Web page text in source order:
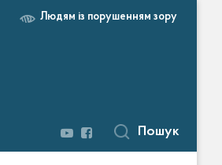
Людям із порушенням зору
Пошук